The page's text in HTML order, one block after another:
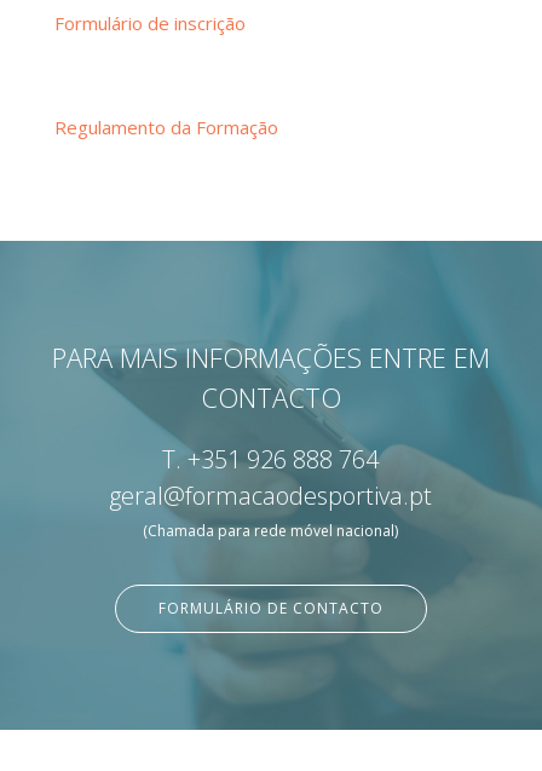
Formulário de inscrição
Regulamento da Formação
PARA MAIS INFORMAÇÕES ENTRE EM
CONTACTO
T.+351 926 888 764
geral@formacaodesportiva.pt
(Chamada para rede móvel nacional)
FORMULÁRIO DE CONTACTO